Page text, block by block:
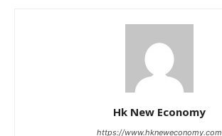
Hk New Economy
https://www.hkneweconomy.com